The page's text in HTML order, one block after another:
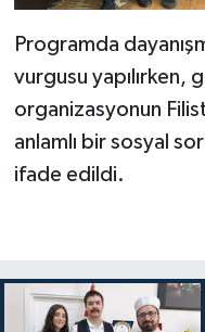
Programda
vurgusu yapılırken,
organizasyonun
anlamlı bir sosyal
ifade edildi.
Eskişehir
Gaziantep
Giresun
Hatay Müftülüğü